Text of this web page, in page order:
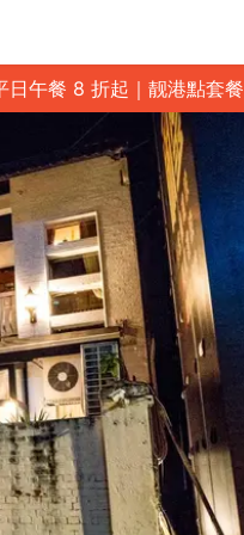
午餐 8 折起｜靓港點套餐